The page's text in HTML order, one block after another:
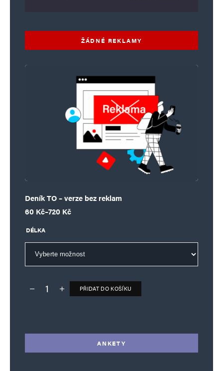
ŽÁDNÉ REKLAMY
Deník TO – verze bez reklam
60 Kč–720 Kč
Rozpětí cen: 60 Kč až 720 Kč
DÉLKA
Deník TO – verze bez reklam množství
PŘIDAT DO KOŠÍKU
ANKETY